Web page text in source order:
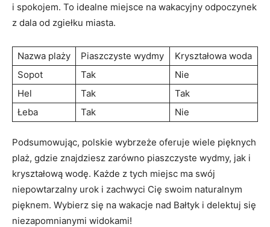
i spokojem. To idealne miejsce na wakacyjny odpoczynek
z dala od zgiełku miasta.
Nazwa ‍plaży Piaszczyste wydmy
Kryształowa woda
Sopot
Tak
Nie
Hel
Tak
Tak
Łeba
Tak Nie
Podsumowując, ‌polskie wybrzeże oferuje wiele pięknych
plaż, gdzie znajdziesz zarówno piaszczyste wydmy, jak i
kryształową wodę. Każde z tych miejsc ma ⁢swój
niepowtarzalny urok i zachwyci Cię⁣ swoim naturalnym
pięknem. Wybierz się na wakacje nad Bałtyk i ‌delektuj się
niezapomnianymi widokami!